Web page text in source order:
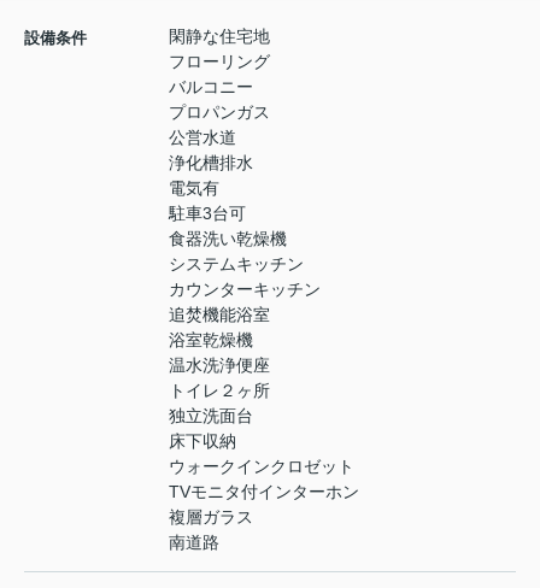
設備条件
閑静な住宅地
フローリング
バルコニー
プロパンガス
公営水道
浄化槽排水
電気有
駐車3台可
食器洗い乾燥機
システムキッチン
カウンターキッチン
追焚機能浴室
浴室乾燥機
温水洗浄便座
トイレ２ヶ所
独立洗面台
床下収納
ウォークインクロゼット
TVモニタ付インターホン
複層ガラス
南道路